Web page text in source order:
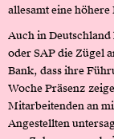
allesamt eine
Auch in
oder SAP die Zügel
Bank, dass ihre
Woche Präsenz
Mitarbeitenden an
Angestellten